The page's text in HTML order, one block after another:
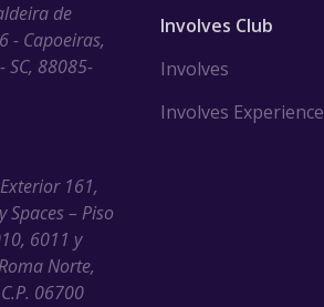
de
- Capoeiras,
SC, 88085-
161,
Spaces – Piso
6011 y
Norte,
06700
Involves Club
Involves
Involves Experience